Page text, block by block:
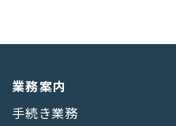
業務案内
手続き業務